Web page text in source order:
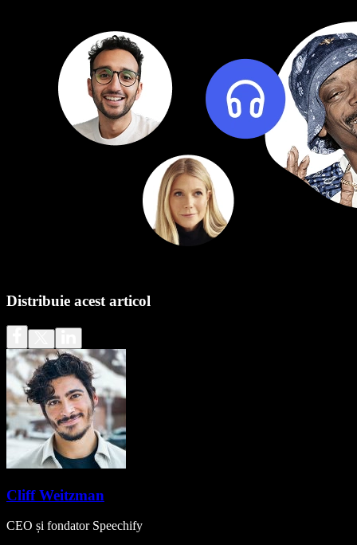
Distribuie acest articol
Cliff Weitzman
CEO și fondator Speechify